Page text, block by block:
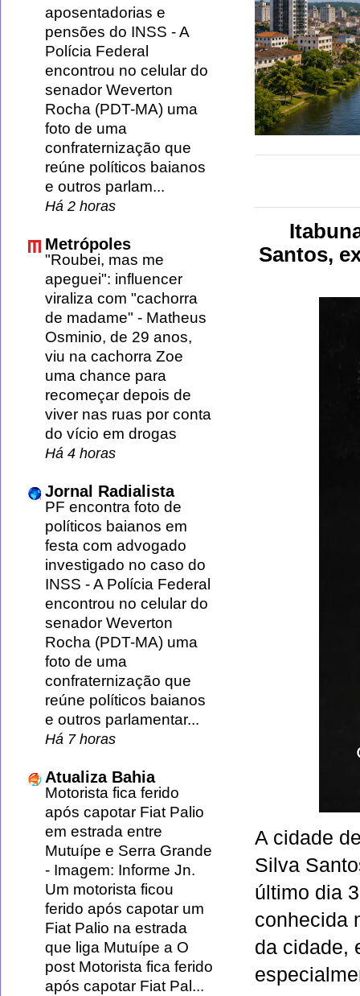
Santos,
A cidade
Silva
último dia
conhecida
da cidade,
aposentadorias e
pensões do INSS -A
Polícia Federal
encontrou no celular do
senador Weverton
Rocha (PDT-MA) uma
foto de uma
confraternização que
reúne políticos baianos
e outros parlam...
Há 2 horas
Metrópoles
"Roubei, mas me
apeguei": influencer
viraliza com "cachorra
de madame" - Matheus
Osminio, de 29 anos,
viu na cachorra Zoe
uma chance para
recomeçar depois de
viver nas ruas por conta
do vício em drogas
Há 4 horas
Jornal Radialista
PF encontra foto de
políticos baianos em
festa com advogado
investigado no caso do
INSS -A Polícia Federal
encontrou no celular do
senador Weverton
Rocha (PDT-MA) uma
foto de uma
confraternização que
reúne políticos baianos
e outros parlamentar...
Há 7 horas
Atualiza Bahia
Motorista fica ferido
após capotar Fiat Palio
em estrada entre
Mutuípe e Serra Grande
- Imagem: Informe Jn.
Um motorista ficou
ferido após capotar um
Fiat Palio na estrada
que liga Mutuípe a O
post Motorista fica ferido
após capotar Fiat Pal...